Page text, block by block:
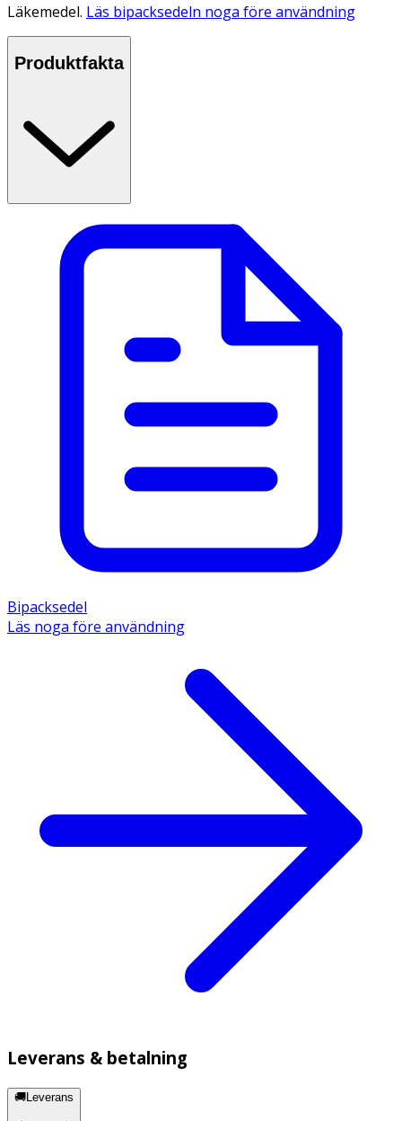
Läkemedel. Läs bipacksedeln noga före användning
Produktfakta
Bipacksedel
Läs noga före användning
Leverans & betalning
🚚Leverans